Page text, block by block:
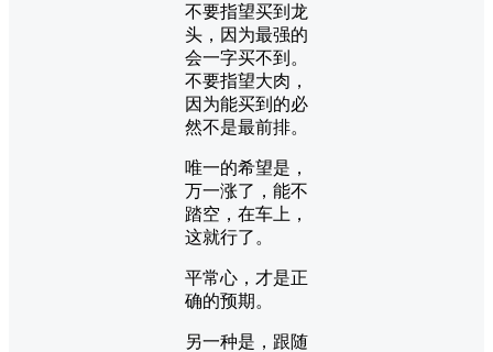
不要指望买到龙
头，因为最强的
会一字买不到。
不要指望大肉，
因为能买到的必
然不是最前排。
唯一的希望是，
万一涨了，能不
踏空，在车上，
这就行了。
平常心，才是正
确的预期。
另一种是，跟随